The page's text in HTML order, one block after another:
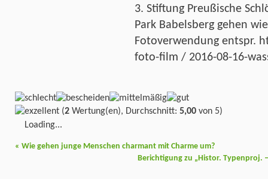
3. Stiftung Preußische
Park Babelsberg gehen
Fotoverwendung entspr.
foto-film / 2016-08-16-
(2 Wertung(en), Durchschnitt: 5,00 von 5)
Loading...
« Wie gehen junge Menschen charmant mit Charme um?
Berichtigung zu „Histor. Typenproj.